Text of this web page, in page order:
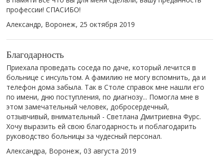
профессии! СПАСИБО!
Александр, Воронеж, 25 октября 2019
Благодарность
Приехала проведать соседа по даче, который лечится в
больнице с инсультом. А фамилию не могу вспомнить, да и
телефон дома забыла. Так в Столе справок мне нашли его
по имени, дню поступления, по диагнозу... Помогла мне в
этом замечательный человек, добросердечный,
отзывчивый, внимательный - Светлана Дмитриевна Фурс.
Хочу выразить ей свою благодарность и поблагодарить
руководство больницы за чудесный персонал.
Александра, Воронеж, 03 августа 2019